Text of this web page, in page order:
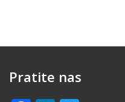
Pratite nas